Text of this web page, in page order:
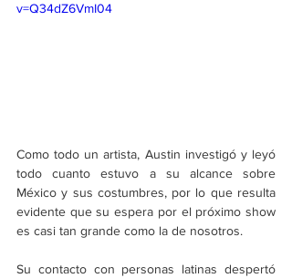
v=Q34dZ6VmI04
Como todo un artista, Austin investigó y leyó
todo cuanto estuvo a su alcance sobre
México y sus costumbres, por lo que resulta
evidente que su espera por el próximo show
es casi tan grande como la de nosotros.
Su contacto con personas latinas despertó